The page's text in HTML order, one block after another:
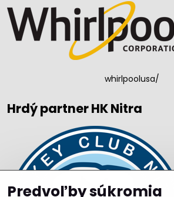
whirlpoolusa/
Hrdý partner HK Nitra
Predvoľby súkromia